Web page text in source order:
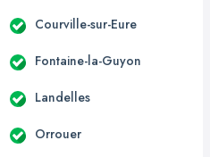
Courville-sur-Eure
Fontaine-la-Guyon
Landelles
Orrouer